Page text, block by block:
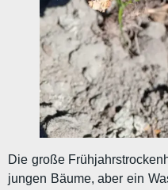
Die große
jungen Bäume, aber ein